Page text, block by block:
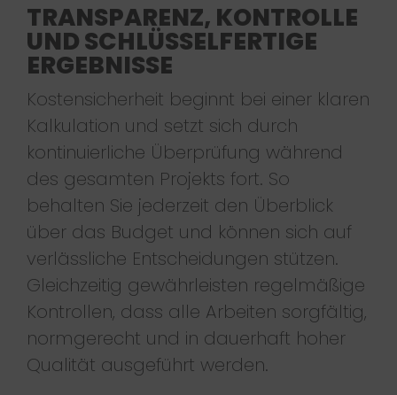
TRANSPARENZ, KONTROLLE
UND SCHLÜSSELFERTIGE
ERGEBNISSE
Kostensicherheit beginnt bei einer klaren
Kalkulation und setzt sich durch
kontinuierliche Überprüfung während
des gesamten Projekts fort. So
behalten Sie jederzeit den Überblick
über das Budget und können sich auf
verlässliche Entscheidungen stützen.
Gleichzeitig gewährleisten regelmäßige
Kontrollen, dass alle Arbeiten sorgfältig,
normgerecht und in dauerhaft hoher
Qualität ausgeführt werden.